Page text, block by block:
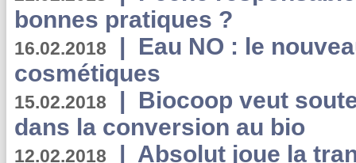
bonnes pratiques ?
16.02.2018 | Eau NO : le
cosmétiques
15.02.2018 | Biocoop veut
dans la conversion au bio
12.02.2018 | Absolut joue la